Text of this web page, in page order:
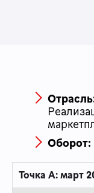
Оборот:
Точка А: март